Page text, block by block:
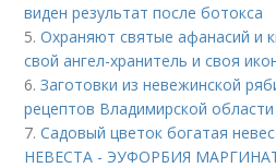
виден результат после ботокса
5.Охраняют святые афанасий и
свой ангел-хранитель и своя
6.Заготовки из невежинской
рецептов Владимирской области
7.Садовый цветок богатая
НЕВЕСТА - ЭУФОРБИЯ